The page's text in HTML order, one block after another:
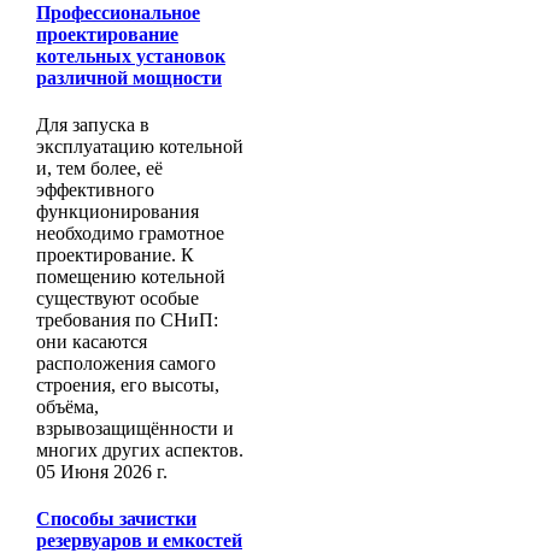
Профессиональное
проектирование
котельных установок
различной мощности
Для запуска в
эксплуатацию котельной
и, тем более, её
эффективного
функционирования
необходимо грамотное
проектирование. К
помещению котельной
существуют особые
требования по СНиП:
они касаются
расположения самого
строения, его высоты,
объёма,
взрывозащищённости и
многих других аспектов.
05 Июня 2026 г.
Способы зачистки
резервуаров и емкостей